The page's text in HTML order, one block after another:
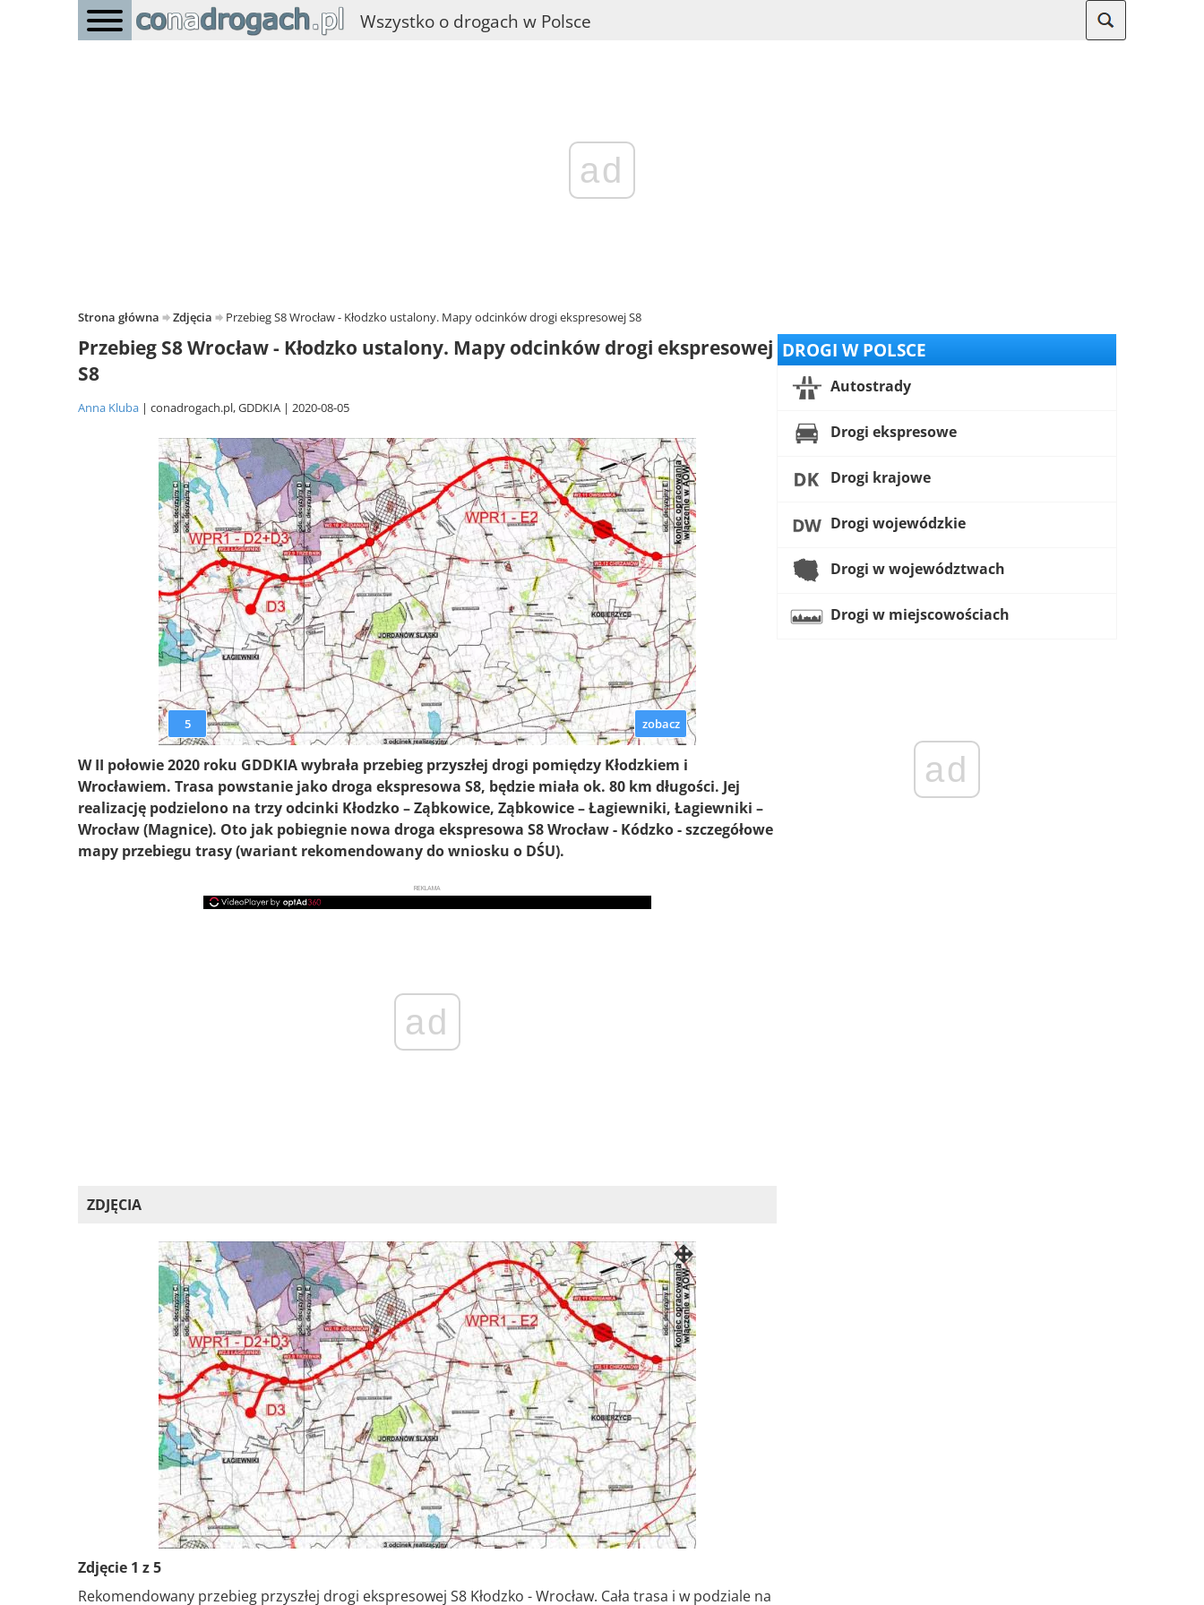
Wszystko o drogach w Polsce
ad
Strona główna Zdjęcia Przebieg S8 Wrocław - Kłodzko ustalony. Mapy odcinków drogi ekspresowej S8
Przebieg S8 Wrocław - Kłodzko ustalony. Mapy odcinków drogi ekspresowej
S8
Anna Kluba conadrogach.pl, GDDKIA 2020-08-05
5 zobacz
W II połowie 2020 roku GDDKIA wybrała przebieg przyszłej drogi pomiędzy Kłodzkiem i
Wrocławiem. Trasa powstanie jako droga ekspresowa S8, będzie miała ok. 80 km długości. Jej
realizację podzielono na trzy odcinki Kłodzko – Ząbkowice, Ząbkowice – Łagiewniki, Łagiewniki –
Wrocław (Magnice). Oto jak pobiegnie nowa droga ekspresowa S8 Wrocław - Kódzko - szczegółowe
mapy przebiegu trasy (wariant rekomendowany do wniosku o DŚU).
REKLAMA
ad
ZDJĘCIA
Zdjęcie 1 z 5
Rekomendowany przebieg przyszłej drogi ekspresowej S8 Kłodzko - Wrocław. Cała trasa i w podziale na
DROGI W POLSCE
Autostrady
Drogi ekspresowe
Drogi krajowe
Drogi wojewódzkie
Drogi w województwach
Drogi w miejscowościach
ad